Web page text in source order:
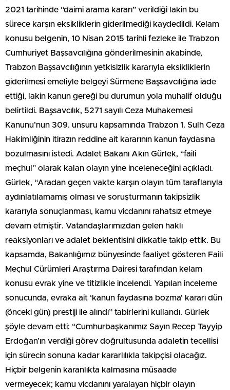
2021 tarihinde “daimi arama kararı” verildiği lakin bu
sürece karşın eksikliklerin giderilmediği kaydedildi. Kelam
konusu belgenin, 10 Nisan 2015 tarihli fezleke ile Trabzon
Cumhuriyet Başsavcılığına gönderilmesinin akabinde,
Trabzon Başsavcılığının yetkisizlik kararıyla eksikliklerin
giderilmesi emeliyle belgeyi Sürmene Başsavcılığına iade
ettiği, lakin kanun gereği bu durumun yola muhalif olduğu
belirtildi. Başsavcılık, 5271 sayılı Ceza Muhakemesi
Kanunu’nun 309. unsuru kapsamında Trabzon 1. Sulh Ceza
Hakimliğinin itirazın reddine ait kararının kanun faydasına
bozulmasını istedi. Adalet Bakanı Akın Gürlek, “faili
meçhul” olarak kalan olayın yine inceleneceğini açıkladı.
Gürlek, “Aradan geçen vakte karşın olayın tüm taraflarıyla
aydınlatılamamış olması ve soruşturmanın takipsizlik
kararıyla sonuçlanması, kamu vicdanını rahatsız etmeye
devam etmiştir. Vatandaşlarımızdan gelen haklı
reaksiyonları ve adalet beklentisini dikkatle takip ettik. Bu
kapsamda, Bakanlığımız bünyesinde faaliyet gösteren Faili
Meçhul Cürümleri Araştırma Dairesi tarafından kelam
konusu evrak yine ve titizlikle incelendi. Yapılan inceleme
sonucunda, evraka ait ‘kanun faydasına bozma’ kararı dün
(önceki gün) prestiji ile alındı” tabirlerini kullandı. Gürlek
şöyle devam etti: “Cumhurbaşkanımız Sayın Recep Tayyip
Erdoğan’ın verdiği görev doğrultusunda adaletin tecellisi
için sürecin sonuna kadar kararlılıkla takipçisi olacağız.
Hiçbir belgenin karanlıkta kalmasına müsaade
vermeyecek; kamu vicdanını yaralayan hiçbir olayın